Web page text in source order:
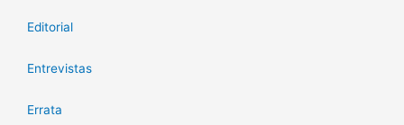
Editorial
Entrevistas
Errata